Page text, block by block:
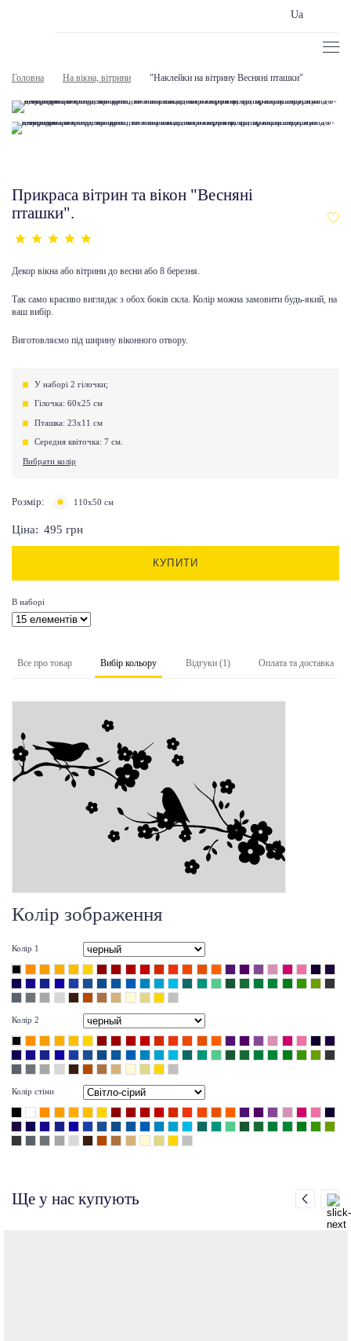
Ua
Головна На вікна, вітрини "Наклейки на вітрину Весняні пташки"
Прикраса вітрин та вікон "Весняні
пташки".
Декор вікна або вітрини до весни або 8 березня.
Так само красиво виглядає з обох боків скла. Колір можна замовити будь-який, на
ваш вибір.
Виготовляємо під ширину віконного отвору.
У наборі 2 гілочки;
Гілочка: 60х25 см
Пташка: 23х11 см
Середня квіточка: 7 см.
Вибрати колір
Розмір: 110х50 см
Ціна: 495 грн
КУПИТИ
В наборі
Все про товар Вибір кольору Відгуки (1) Оплата та доставка
Колір зображення
Колір 1
Колір 2
Колір стіни
Ще у нас купують